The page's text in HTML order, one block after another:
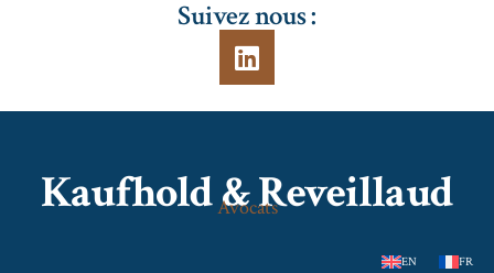
Suivez nous :
Kaufhold & Reveillaud
Avocats
EN FR